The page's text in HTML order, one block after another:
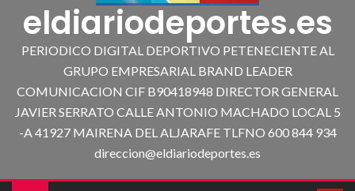
eldiariodeportes.es
PERIODICO DIGITAL DEPORTIVO PETENECIENTE AL
GRUPO EMPRESARIAL BRAND LEADER
COMUNICACION CIF B90418948 DIRECTOR GENERAL
JAVIER SERRATO CALLE ANTONIO MACHADO LOCAL 5
-A 41927 MAIRENA DEL ALJARAFE TLFNO 600 844 934
direccion@eldiariodeportes.es